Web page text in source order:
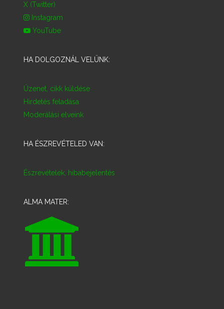
X (Twitter)
Instagram
YouTube
HA DOLGOZNÁL VELÜNK:
Üzenet, cikk küldése
Hirdetés feladása
Moderálási elveink
HA ÉSZREVÉTELED VAN:
Észrevételek, hibabejelentés
ALMA MATER: